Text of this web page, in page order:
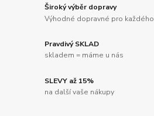
Široký výběr dopravy
Výhodné dopravné pro každého
Pravdivý SKLAD
skladem = máme u nás
SLEVY až 15%
na další vaše nákupy